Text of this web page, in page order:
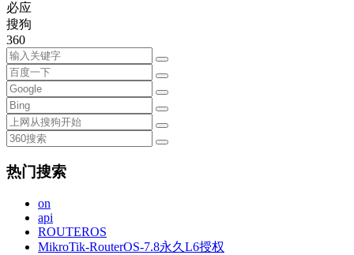
必应
搜狗
360
热门搜索
on
api
ROUTEROS
MikroTik-RouterOS-7.8永久L6授权